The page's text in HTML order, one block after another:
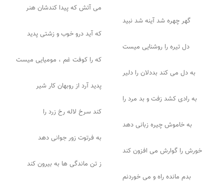
می آتش که پیدا کندشان هنر
گهر چهره شد آینه شد نبید
که آید درو خوب و زشتی پدید
دل تیره را روشنایی میست
که را کوفت غم ، مومیایی میست
به دل می کند بددلان را دلیر
پدید آرد از روبهان کار شیر
به رادی کشد زفت و بد مرد را
کند سرخ لاله رخ زرد را
به خاموش چیره زبانی دهد
به فرتوت زور جوانی دهد
خورش را گوارش می افزون کند
ز تن ماندگی ها به بیرون کند
بدم مانده راه و می خوردنم